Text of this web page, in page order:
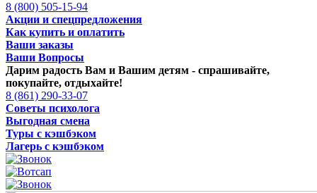
8 (800) 505-15-94
Акции и спецпредложения
Как купить и оплатить
Ваши заказы
Ваши Вопросы
Дарим радость Вам и Вашим детям - спрашивайте,
покупайте, отдыхайте!
8 (861) 290-33-07
Советы психолога
Выгодная смена
Туры с кэшбэком
Лагерь с кэшбэком